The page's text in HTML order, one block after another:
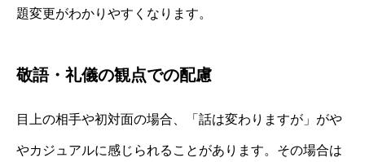
題変更がわかりやすくなります。
敬語・礼儀の観点での配慮
目上の相手や初対面の場合、「話は変わりますが」がや
やカジュアルに感じられることがあります。その場合は